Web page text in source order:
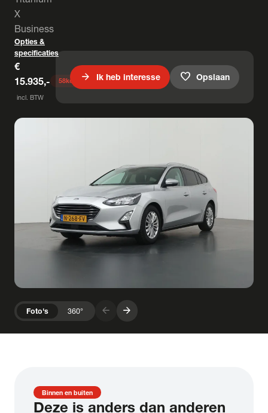
X
Business
Opties &
specificaties
€
15.935,-
incl. BTW
58keer bekeken
arrow_forward Ik heb interesse favorite Opslaan
Foto's 360° arrow_forward arrow_forward
Binnen en buiten
Deze is anders dan anderen